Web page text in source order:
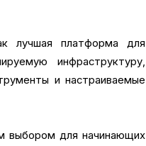
лучшая платформа для
инфраструктуру,
и настраиваемые
выбором для начинающих